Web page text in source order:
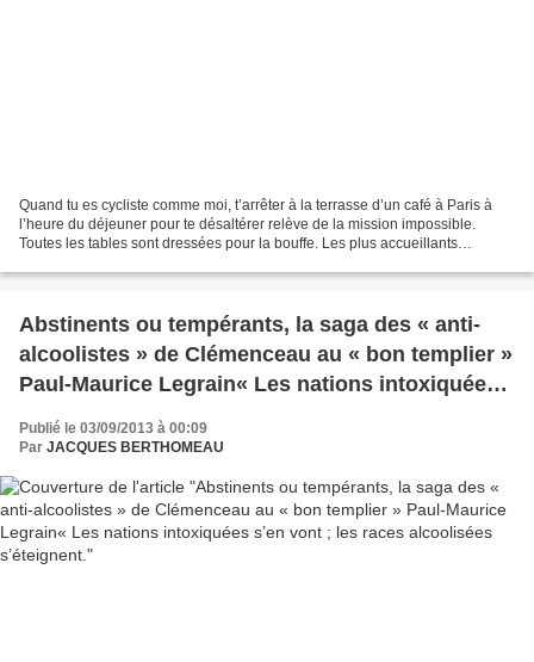
Quand tu es cycliste comme moi, t’arrêter à la terrasse d’un café à Paris à
l’heure du déjeuner pour te désaltérer relève de la mission impossible.
Toutes les tables sont dressées pour la bouffe. Les plus accueillants
Abstinents ou tempérants, la saga des « anti-
alcoolistes » de Clémenceau au « bon templier »
Paul-Maurice Legrain« Les nations intoxiquées
s’en vont ; les races alcoolisées s’éteignent.
Publié le 03/09/2013 à 00:09
Par JACQUES BERTHOMEAU